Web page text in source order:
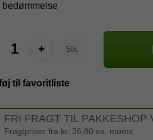
bedømmelse
Stk.
til favoritliste
FRI FRAGT TIL
Fragtpriser fra kr. 36,80 ex. moms